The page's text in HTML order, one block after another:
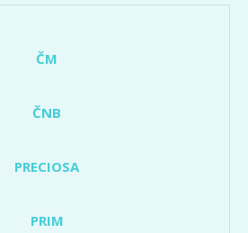
ČM
ČNB
PRECIOSA
PRIM